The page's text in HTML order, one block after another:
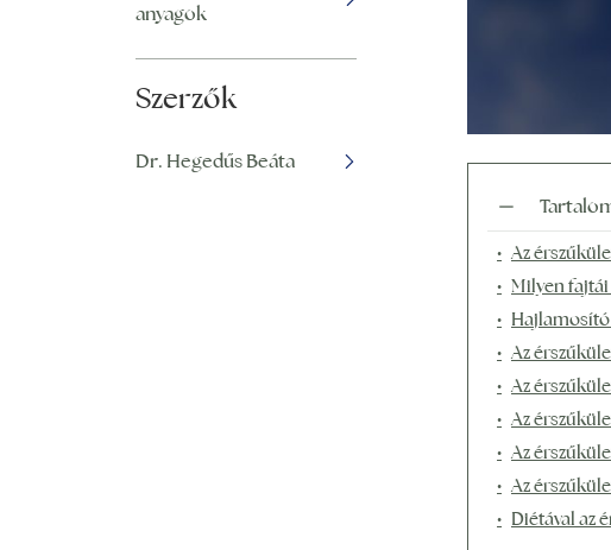
Az
Milyen fajtái
Az
Az
Az
Az
Az
Diétával az
anyagok
Szerzők
Dr. Hegedűs Beáta